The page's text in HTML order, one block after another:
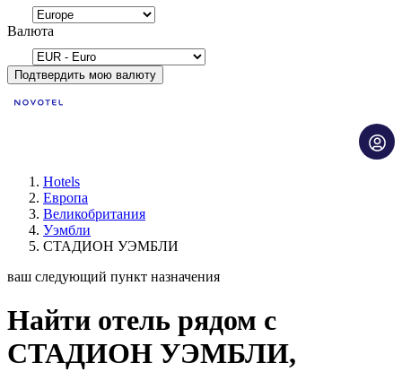
Валюта
Подтвердить мою валюту
Hotels
Европа
Великобритания
Уэмбли
СТАДИОН УЭМБЛИ
ваш следующий пункт назначения
Найти отель рядом с
СТАДИОН УЭМБЛИ,